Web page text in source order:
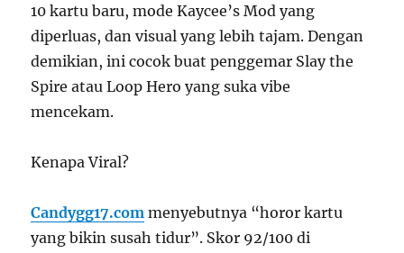
10 kartu baru, mode Kaycee’s Mod yang
diperluas, dan visual yang lebih tajam. Dengan
demikian, ini cocok buat penggemar Slay the
Spire atau Loop Hero yang suka vibe
mencekam.
Kenapa Viral?
Candygg17.com menyebutnya “horor kartu
yang bikin susah tidur”. Skor 92/100 di